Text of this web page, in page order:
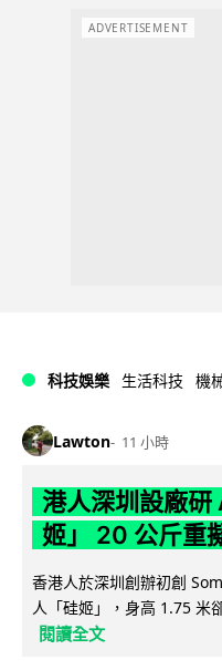
ADVERTISEMENT
科技娛樂 生活科技 機
Lawton 11 小時
港人深圳設廠研
姬」 20 公斤重
香港人於深圳創辦初創
人「硅姬」，身高 1.75 米
閱讀全文